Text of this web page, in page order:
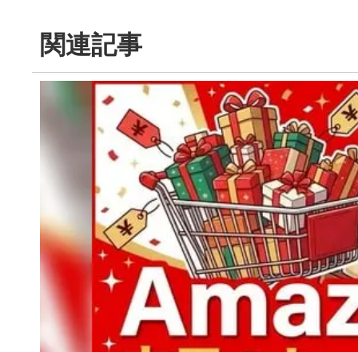
関連記事